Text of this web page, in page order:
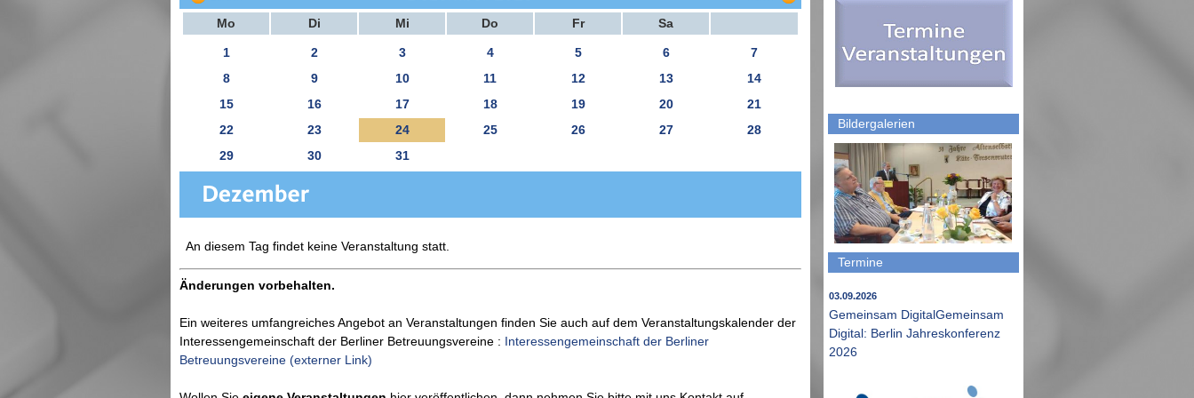
Mo Di Mi Do Fr Sa
1 2 3 4 5 6
7
8
9 10 11 12 13
14
15
16 17 18 19 20
21
22
23 24 25 26 27
28
29
30 31
An diesem Tag findet keine Veranstaltung statt.
Änderungen vorbehalten.
Ein weiteres umfangreiches Angebot an Veranstaltungen finden Sie auch auf dem Veranstaltungskalender der
Interessengemeinschaft der Berliner Betreuungsvereine : Interessengemeinschaft der Berliner
Betreuungsvereine (externer Link)
Bildergalerien
Termine
03.09.2026
Gemeinsam DigitalGemeinsam
Digital: Berlin Jahreskonferenz
2026